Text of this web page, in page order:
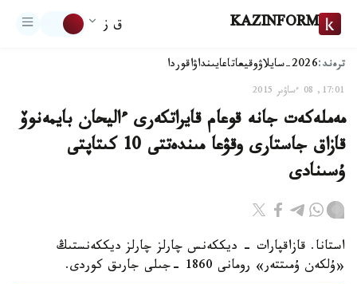
KAZINFORM ق ز
ترەند:2026-سايلاۋ وقيعاتاعايىنداۋاقوردا
17:01, 08 ءساۋىر 2015
مەملەكەت جانە قوعام قايراتكەرى ءاليحان بايمەنوۆ
قازاق جاستارى وقۋعا مىندەتتى 10 كىتاپتى
ۇسىنادى
استانا. قازاقپارات - ديككەنس چارلز چارلز ديككەنستىڭ
«ۇلكەن ۇمىتتەر» رومانى 1860 -جىلى جارىق كوردى.